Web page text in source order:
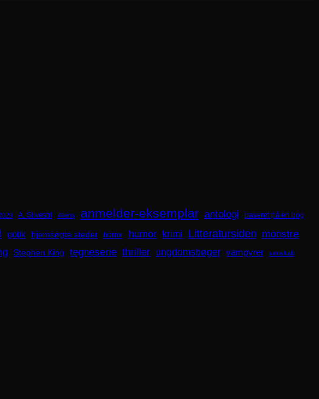
A. Silvestri Aliens anmelder-eksemplar antologi baseret på en bog
gotik hjemsøgte steder horror humor krimi Litteratursiden monstre
Stephen King tegneserie thriller ungdomsbøger vampyrer venskab